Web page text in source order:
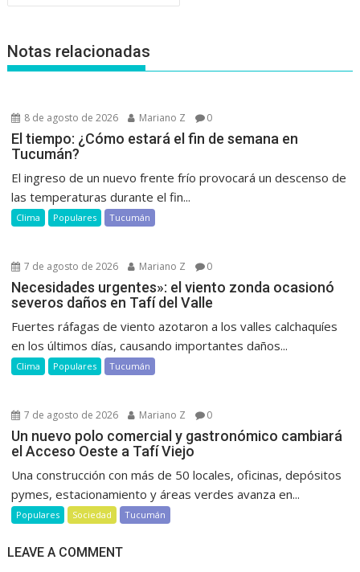
Notas relacionadas
8 de agosto de 2026 Mariano Z 0
El tiempo: ¿Cómo estará el fin de semana en
Tucumán?
El ingreso de un nuevo frente frío provocará un descenso de
las temperaturas durante el fin...
Clima Populares Tucumán
7 de agosto de 2026 Mariano Z 0
Necesidades urgentes»: el viento zonda ocasionó
severos daños en Tafí del Valle
Fuertes ráfagas de viento azotaron a los valles calchaquíes
en los últimos días, causando importantes daños...
Clima Populares Tucumán
7 de agosto de 2026 Mariano Z 0
Un nuevo polo comercial y gastronómico cambiará
el Acceso Oeste a Tafí Viejo
Una construcción con más de 50 locales, oficinas, depósitos
pymes, estacionamiento y áreas verdes avanza en...
Populares Sociedad Tucumán
LEAVE A COMMENT